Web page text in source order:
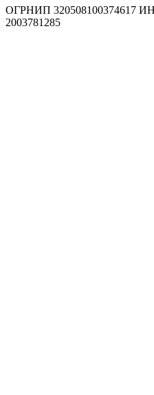
ОГРНИП 320508100374617
2003781285